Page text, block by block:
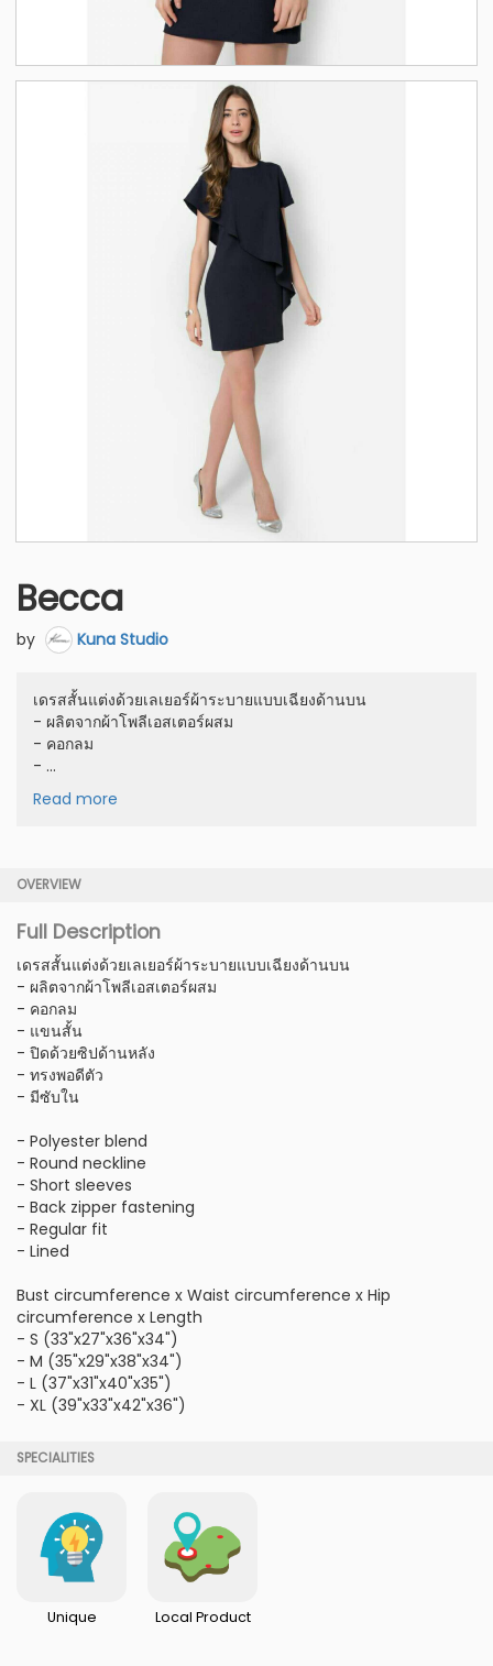
Becca
by Kuna Studio
เดรสสั้นแต่งด้วยเลเยอร์ผ้าระบายแบบเฉียงด้านบน
- ผลิตจากผ้าโพลีเอสเตอร์ผสม
- คอกลม
- ...
Read more
OVERVIEW
Full Description
เดรสสั้นแต่งด้วยเลเยอร์ผ้าระบายแบบเฉียงด้านบน
- ผลิตจากผ้าโพลีเอสเตอร์ผสม
- คอกลม
- แขนสั้น
- ปิดด้วยซิปด้านหลัง
- ทรงพอดีตัว
- มีซับใน
- Polyester blend
- Round neckline
- Short sleeves
- Back zipper fastening
- Regular fit
- Lined
Bust circumference x Waist circumference x Hip
circumference x Length
- S (33"x27"x36"x34")
- M (35"x29"x38"x34")
- L (37"x31"x40"x35")
- XL (39"x33"x42"x36")
SPECIALITIES
Unique Local Product